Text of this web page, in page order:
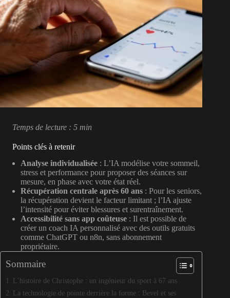
Temps de lecture : 5 min
Points clés à retenir
Analyse individualisée : L’IA modélise votre sommeil,
stress et performance pour proposer des séances sur
mesure, en phase avec votre état réel.
Récupération centrale après 60 ans : Pour les seniors,
la récupération devient le facteur limitant ; l’IA ajuste
l’intensité pour éviter blessures et surentraînement.
Accessibilité sans app coûteuse : Il est possible de
créer un coach IA personnalisé avec des outils gratuits
comme ChatGPT ou n8n, sans abonnement
propriétaire.
Sommaire
L’histoire de Christophe : un ingénieur du sport à 67 ans
La technologie de pointe derrière la forme : Bevel et ses